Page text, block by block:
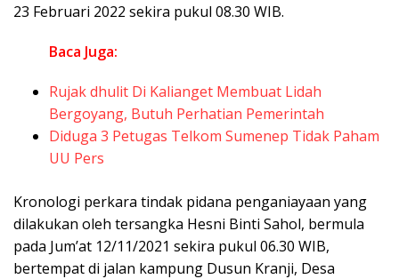
23 Februari 2022 sekira pukul 08.30 WIB.
Baca Juga:
Rujak dhulit Di Kalianget Membuat Lidah
Bergoyang, Butuh Perhatian Pemerintah
Diduga 3 Petugas Telkom Sumenep Tidak Paham
UU Pers
Kronologi perkara tindak pidana penganiayaan yang
dilakukan oleh tersangka Hesni Binti Sahol, bermula
pada Jum’at 12/11/2021 sekira pukul 06.30 WIB,
bertempat di jalan kampung Dusun Kranji, Desa